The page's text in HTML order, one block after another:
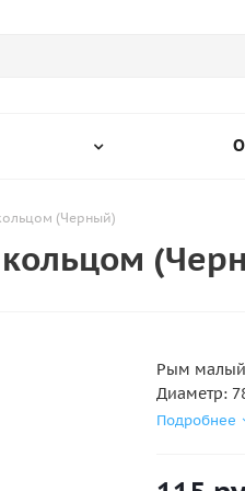
(Черный)
Рым малый
Диаметр:
Подробнее